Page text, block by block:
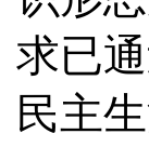
求已
民主